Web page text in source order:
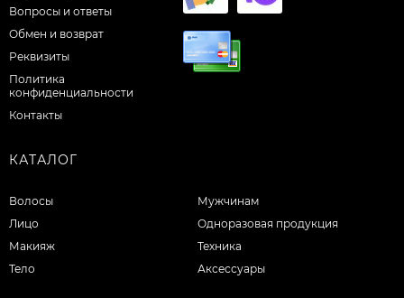
Вопросы и ответы
Обмен и возврат
Реквизиты
Политика
конфиденциальности
Контакты
КАТАЛОГ
Волосы
Лицо
Макияж
Тело
Мужчинам
Одноразовая продукция
Техника
Аксессуары